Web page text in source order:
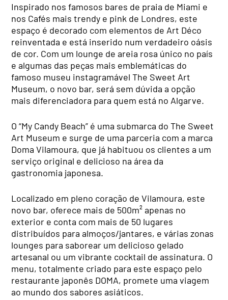
Inspirado nos famosos bares de praia de Miami e
nos Cafés mais trendy e pink de Londres, este
espaço é decorado com elementos de Art Déco
reinventada e está inserido num verdadeiro oásis
de cor. Com um lounge de areia rosa único no país
e algumas das peças mais emblemáticas do
famoso museu instagramável The Sweet Art
Museum, o novo bar, será sem dúvida a opção
mais diferenciadora para quem está no Algarve.
O “My Candy Beach” é uma submarca do The Sweet
Art Museum e surge de uma parceria com a marca
Doma Vilamoura, que já habituou os clientes a um
serviço original e delicioso na área da
gastronomia japonesa.
Localizado em pleno coração de Vilamoura, este
novo bar, oferece mais de 500m² apenas no
exterior e conta com mais de 50 lugares
distribuídos para almoços/jantares, e várias zonas
lounges para saborear um delicioso gelado
artesanal ou um vibrante cocktail de assinatura. O
menu, totalmente criado para este espaço pelo
restaurante japonês DOMA, promete uma viagem
ao mundo dos sabores asiáticos.